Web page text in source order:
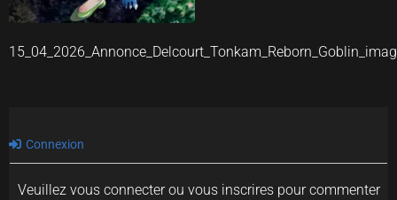
Connexion
Veuillez vous connecter ou vous inscrires pour commenter